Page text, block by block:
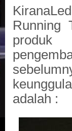
Running
produk
adalah :